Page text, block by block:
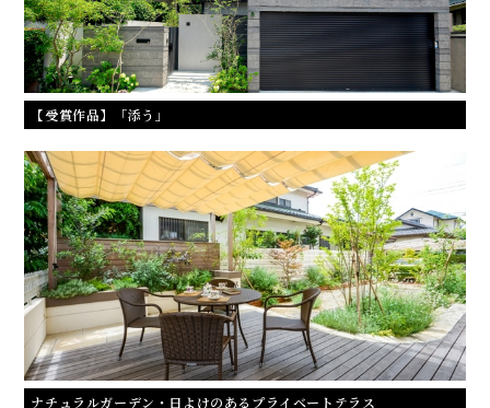
【受賞作品】「添う」
ナチュラルガーデン・日よけのあるプライベートテラス